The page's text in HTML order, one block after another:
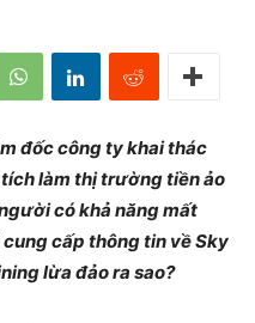
đốc công ty khai thác
làm thị trường tiền ảo
có khả năng mất
cấp thông tin về Sky
lừa đảo ra sao?